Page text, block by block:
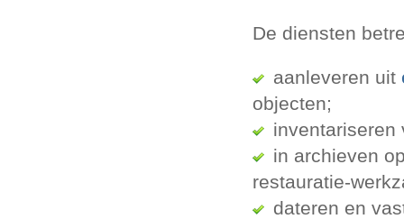
De diensten
aanleveren uit
objecten;
inventariseren
in archieven
restauratie-
dateren en